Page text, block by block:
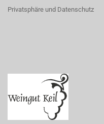
Privatsphäre und Datenschutz